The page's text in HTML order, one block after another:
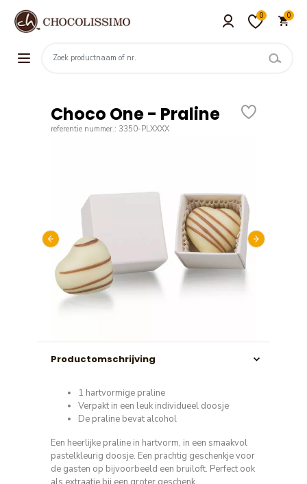
0 0
Choco One - Praline
referentie nummer.: 3350-PLXXXX
Productomschrijving
1 hartvormige praline
Verpakt in een leuk individueel doosje
De praline bevat alcohol
Een heerlijke praline in hartvorm, in een smaakvol
pastelkleurig doosje. Een prachtig geschenkje voor
de gasten op bijvoorbeeld een bruiloft. Perfect ook